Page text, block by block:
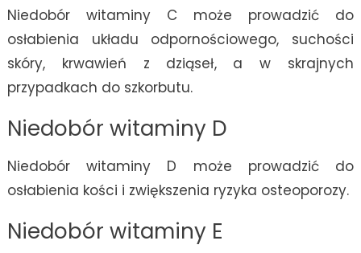
Niedobór witaminy C może prowadzić do
osłabienia układu odpornościowego, suchości
skóry, krwawień z dziąseł, a w skrajnych
przypadkach do szkorbutu.
Niedobór witaminy D
Niedobór witaminy D może prowadzić do
osłabienia kości i zwiększenia ryzyka osteoporozy.
Niedobór witaminy E